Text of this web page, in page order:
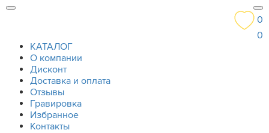
0
0
КАТАЛОГ
О компании
Дисконт
Доставка и оплата
Отзывы
Гравировка
Избранное
Контакты